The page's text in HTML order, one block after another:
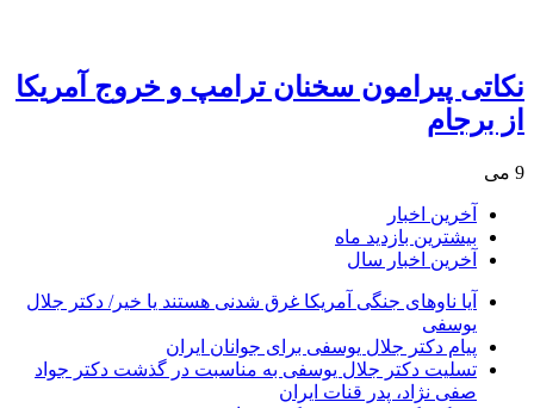
نکاتی پیرامون سخنان ترامپ و خروج آمریکا
از برجام
9 می
آخرین اخبار
بیشترین بازدید ماه
آخرین اخبار سال
آیا ناوهای جنگی آمریکا غرق شدنی هستند یا خیر/ دکتر جلال
یوسفی
پیام دکتر جلال یوسفی برای جوانان ایران
تسلیت دکتر جلال یوسفی به مناسبت در گذشت دکتر جواد
صفی نژاد، پدر قنات ایران